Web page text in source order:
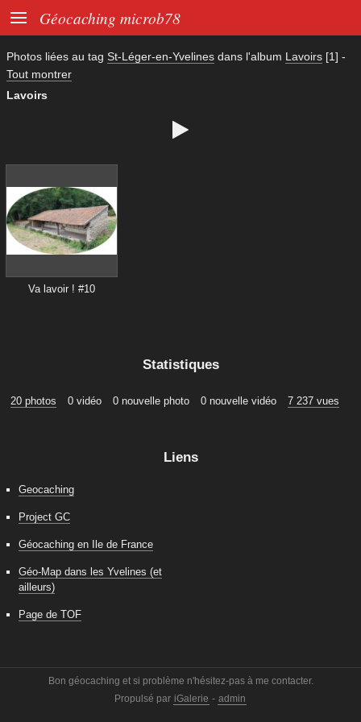
 Géocaching microb78
Photos liées au tag St-Léger-en-Yvelines dans l'album Lavoirs [1] -
Tout montrer
Lavoirs

Va lavoir ! #10
Statistiques
20 photos 0 vidéo 0 nouvelle photo 0 nouvelle vidéo 7 237 vues
Liens
Geocaching
Project GC
Géocaching en Ile de France
Géo-Map dans les Yvelines (et
ailleurs)
Page de TOF
Bon géocaching et si problème n'hésitez-pas à me contacter.
Propulsé par iGalerie - admin